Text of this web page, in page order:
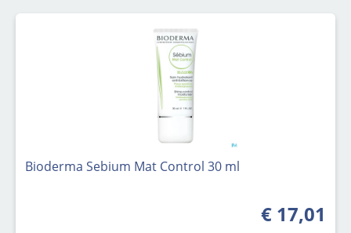
Bioderma Sebium Mat Control 30 ml
€ 17,01